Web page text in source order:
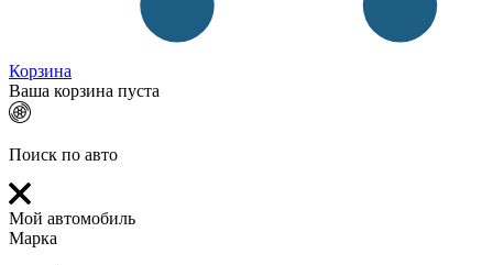
Корзина
Ваша корзина пуста
Поиск по авто
Мой автомобиль
Марка